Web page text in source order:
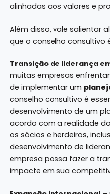
alinhadas aos valores e
Além disso, vale salientar
que o conselho consultivo
Transição de liderança
muitas empresas
de implementar um
conselho consultivo é
desenvolvimento de um
acordo com a realidade
os sócios e herdeiros,
desenvolvimento de
empresa possa fazer a
impacte em sua